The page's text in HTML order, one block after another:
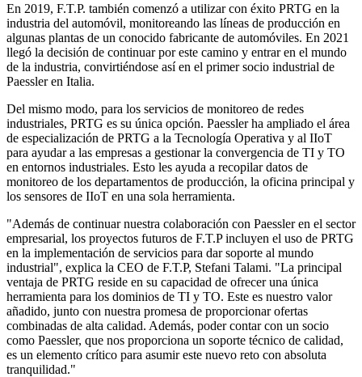
En 2019, F.T.P. también comenzó a utilizar con éxito PRTG en la
industria del automóvil, monitoreando las líneas de producción en
algunas plantas de un conocido fabricante de automóviles. En 2021
llegó la decisión de continuar por este camino y entrar en el mundo
de la industria, convirtiéndose así en el primer socio industrial de
Paessler en Italia.
Del mismo modo, para los servicios de monitoreo de redes
industriales, PRTG es su única opción. Paessler ha ampliado el área
de especialización de PRTG a la Tecnología Operativa y al IIoT
para ayudar a las empresas a gestionar la convergencia de TI y TO
en entornos industriales. Esto les ayuda a recopilar datos de
monitoreo de los departamentos de producción, la oficina principal y
los sensores de IIoT en una sola herramienta.
"Además de continuar nuestra colaboración con Paessler en el sector
empresarial, los proyectos futuros de F.T.P incluyen el uso de PRTG
en la implementación de servicios para dar soporte al mundo
industrial", explica la CEO de F.T.P, Stefani Talami. "La principal
ventaja de PRTG reside en su capacidad de ofrecer una única
herramienta para los dominios de TI y TO. Este es nuestro valor
añadido, junto con nuestra promesa de proporcionar ofertas
combinadas de alta calidad. Además, poder contar con un socio
como Paessler, que nos proporciona un soporte técnico de calidad,
es un elemento crítico para asumir este nuevo reto con absoluta
tranquilidad."